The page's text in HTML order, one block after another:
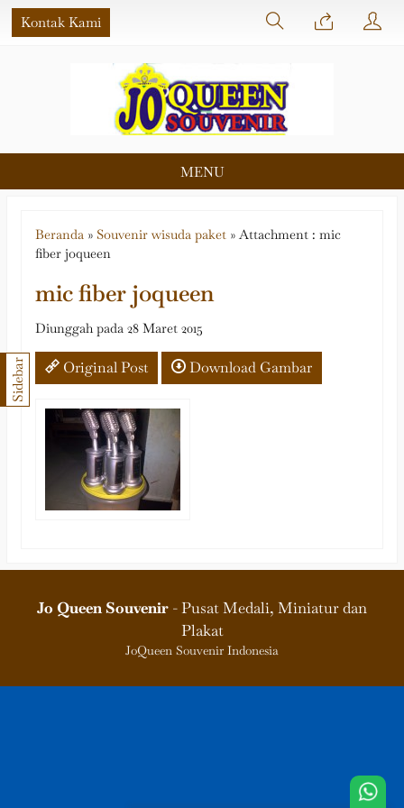
Kontak Kami
MENU
Beranda » Souvenir wisuda paket » Attachment : mic
fiber joqueen
mic fiber joqueen
Diunggah pada 28 Maret 2015
Original Post Download Gambar
Sidebar
Jo Queen Souvenir - Pusat Medali, Miniatur dan
Plakat
JoQueen Souvenir Indonesia